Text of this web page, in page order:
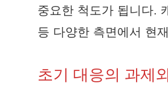
중요한 척도가 됩니다.
등 다양한 측면에서 현
초기 대응의 과제